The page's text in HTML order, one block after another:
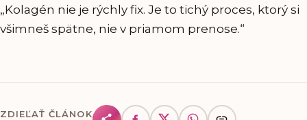
„Kolagén nie je rýchly fix. Je to tichý proces, ktorý si
všimneš spätne, nie v priamom prenose.“
ZDIEĽAŤ ČLÁNOK